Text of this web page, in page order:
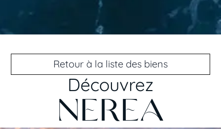
Retour à la liste des biens
Découvrez
NEREA